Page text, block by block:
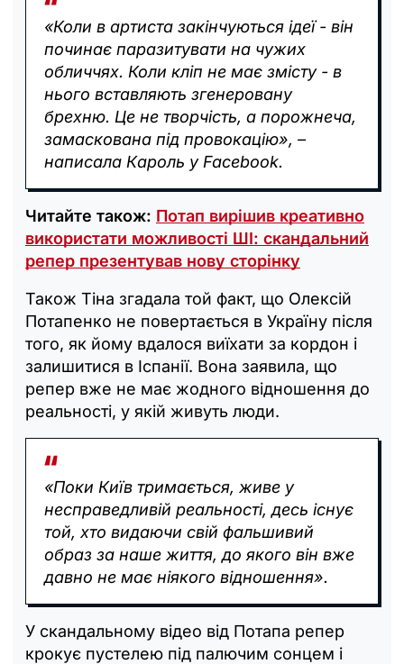
«Коли в артиста закінчуються ідеї - він
починає паразитувати на чужих
обличчях. Коли кліп не має змісту - в
нього вставляють згенеровану
брехню. Це не творчість, а порожнеча,
замаскована під провокацію», –
написала Кароль у Facebook.
Читайте також: Потап вирішив креативно
використати можливості ШІ: скандальний
репер презентував нову сторінку
Також Тіна згадала той факт, що Олексій
Потапенко не повертається в Україну після
того, як йому вдалося виїхати за кордон і
залишитися в Іспанії. Вона заявила, що
репер вже не має жодного відношення до
реальності, у якій живуть люди.
«Поки Київ тримається, живе у
несправедливій реальності, десь існує
той, хто видаючи свій фальшивий
образ за наше життя, до якого він вже
давно не має ніякого відношення».
У скандальному відео від Потапа репер
крокує пустелею під палючим сонцем і